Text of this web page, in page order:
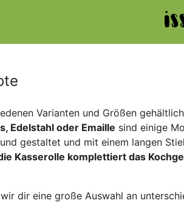
Varianten und Größen
Edelstahl oder Emaille sind einige
gestaltet und mit einem langen
Kasserolle komplettiert das
dir eine große Auswahl an